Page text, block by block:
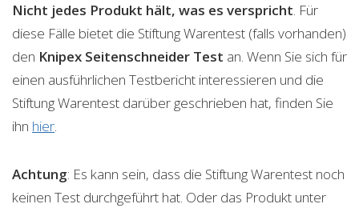
Nicht jedes Produkt hält, was es verspricht. Für
diese Fälle bietet die Stiftung Warentest (falls vorhanden)
den Knipex Seitenschneider Test an. Wenn Sie sich für
einen ausführlichen Testbericht interessieren und die
Stiftung Warentest darüber geschrieben hat, finden Sie
ihn hier.
Achtung: Es kann sein, dass die Stiftung Warentest noch
keinen Test durchgeführt hat. Oder das Produkt unter